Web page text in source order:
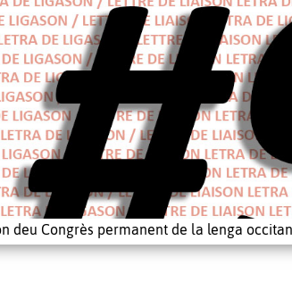
deu Congrès permanent de la lenga